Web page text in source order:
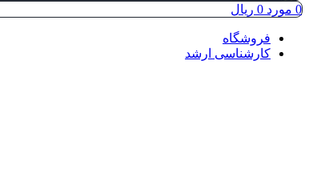
0 مورد 0 ریال
فروشگاه
کارشناسی ارشد